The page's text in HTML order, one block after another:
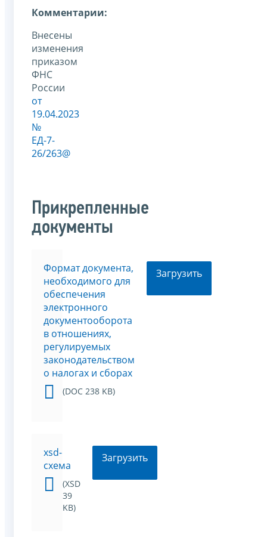
Комментарии:
Внесены
изменения
приказом
ФНС
России
от
19.04.2023
№
ЕД-7-
26/263@
Прикрепленные
документы
Формат документа,
необходимого для
обеспечения
электронного
документооборота
в отношениях,
регулируемых
законодательством
о налогах и сборах
(DOC 238 KB)
Загрузить
xsd-
схема
(XSD
39
KB)
Загрузить